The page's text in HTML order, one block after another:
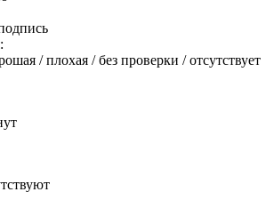
/ плохая / без проверки / отсутствует